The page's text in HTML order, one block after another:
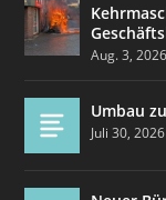
Aug. 3, 2026
Umbau
Juli 30, 2026